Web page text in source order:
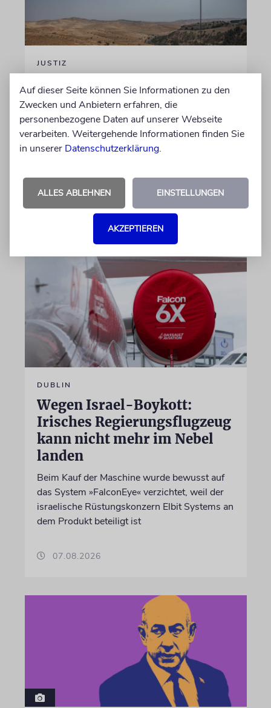
JUSTIZ
Israelischer Siedler wegen
Tötung eines Palästinensers
angeklagt
Der getötete Aktivist setzte sich gegen
Siedlergewalt ein und war an dem Oscar-
Jetzt steht der mutmaßliche Täter vor Gericht
07.08.2026
DUBLIN
Wegen Israel-Boykott:
Irisches Regierungsflugzeug
kann nicht mehr im Nebel
landen
Beim Kauf der Maschine wurde bewusst auf
das System »FalconEye« verzichtet, weil der
israelische Rüstungskonzern Elbit Systems an
dem Produkt beteiligt ist
07.08.2026
Auf dieser Seite können Sie Informationen zu den
Zwecken und Anbietern erfahren, die
personenbezogene Daten auf unserer Webseite
verarbeiten. Weitergehende Informationen finden Sie
in unserer Datenschutzerklärung.
ALLES ABLEHNEN EINSTELLUNGEN
AKZEPTIEREN